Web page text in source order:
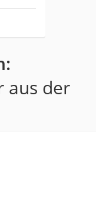
aus der